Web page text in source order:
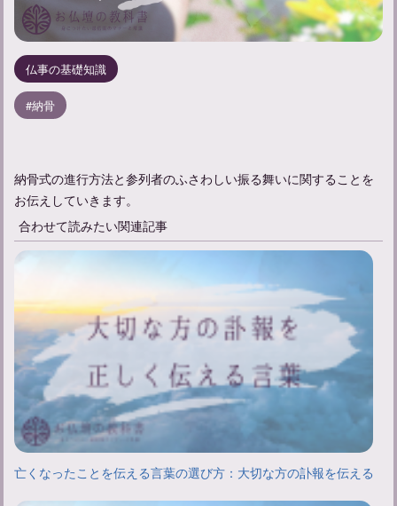
仏事の基礎知識
納骨
納骨式の進行方法と参列者のふさわしい振る舞いに関することを
お伝えしていきます。
合わせて読みたい関連記事
亡くなったことを伝える言葉の選び方：大切な方の訃報を伝える